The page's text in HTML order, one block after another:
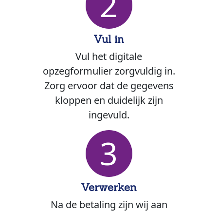
Vul in
Vul het digitale
opzegformulier zorgvuldig in.
Zorg ervoor dat de gegevens
kloppen en duidelijk zijn
ingevuld.
3
Verwerken
Na de betaling zijn wij aan